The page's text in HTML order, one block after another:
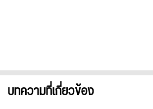
บทความที่เกี่ยวข้อง